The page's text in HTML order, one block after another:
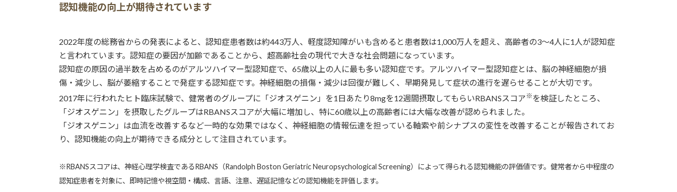
認知機能の向上が期待されています
2022年度の総務省からの発表によると、認知症患者数は約443万人、軽度認知障がいも含めると患者数は1,000万人を超え、高齢者の3～4人に1人が認知症
と言われています。認知症の要因が加齢であることから、超高齢社会の現代で大きな社会問題になっています。
認知症の原因の過半数を占めるのがアルツハイマー型認知症で、65歳以上の人に最も多い認知症です。アルツハイマー型認知症とは、脳の神経細胞が損
傷・減少し、脳が萎縮することで発症する認知症です。神経細胞の損傷・減少は回復が難しく、早期発見して症状の進行を遅らせることが大切です。
2017年に行われたヒト臨床試験で、健常者のグループに「ジオスゲニン」を1日あたり8mgを12週間摂取してもらいRBANSスコア※を検証したところ、
「ジオスゲニン」を摂取したグループはRBANSスコアが大幅に増加し、特に60歳以上の高齢者には大幅な改善が認められました。
「ジオスゲニン」は血流を改善するなど一時的な効果ではなく、神経細胞の情報伝達を担っている軸索や前シナプスの変性を改善することが報告されてお
り、認知機能の向上が期待できる成分として注目されています。
※RBANSスコアは、神経心理学検査であるRBANS（Randolph Boston Geriatric Neuropsychological Screening）によって得られる認知機能の評価値です。健常者から中程度の
認知症患者を対象に、即時記憶や視空間・構成、言語、注意、遅延記憶などの認知機能を評価します。